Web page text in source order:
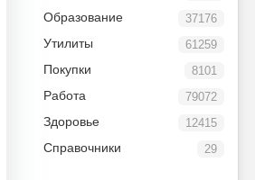
37176
Образование
61259
Утилиты
8101
Покупки
79072
Работа
12415
Здоровье
29
Справочники